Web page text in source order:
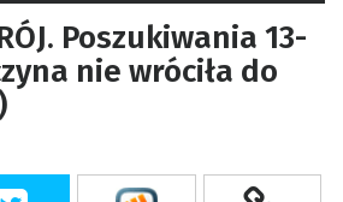
Poszukiwania 13-
nie wróciła do